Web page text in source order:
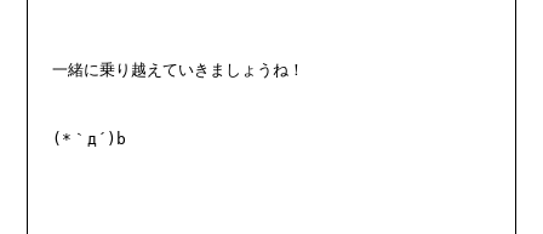
一緒に乗り越えていきましょうね！
(*｀д´)b